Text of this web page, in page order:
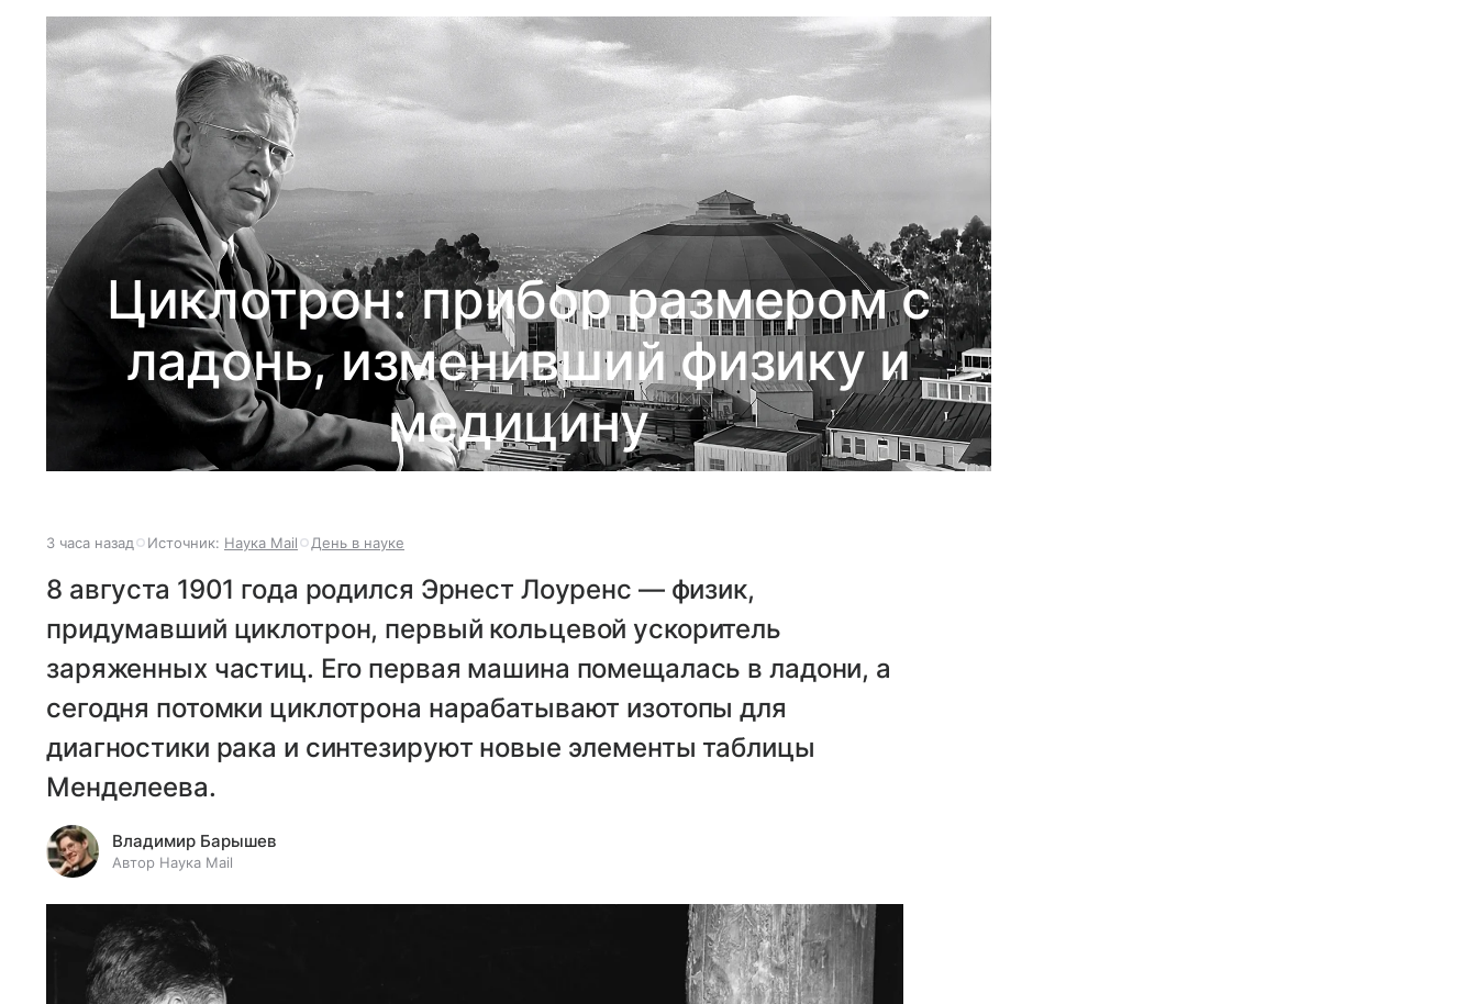
Циклотрон: прибор размером с
ладонь, изменивший физику и
медицину
3 часа назад Источник: Наука Mail День в науке
8 августа 1901 года родился Эрнест Лоуренс — физик,
придумавший циклотрон, первый кольцевой ускоритель
заряженных частиц. Его первая машина помещалась в ладони, а
сегодня потомки циклотрона нарабатывают изотопы для
диагностики рака и синтезируют новые элементы таблицы
Менделеева.
Владимир Барышев
Автор Наука Mail